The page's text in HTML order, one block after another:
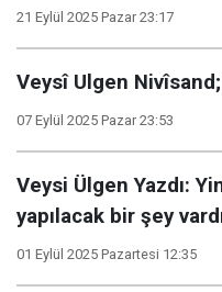
21 Eylül 2025 Pazar 23:17
Veysî Ulgen
07 Eylül 2025 Pazar 23:53
Veysi Ülgen Yazdı:
yapılacak bir şey
01 Eylül 2025 Pazartesi 12:35